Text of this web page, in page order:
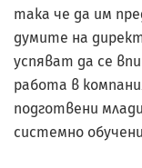
така че да им
думите на
успяват да се
работа в
подготвени
системно